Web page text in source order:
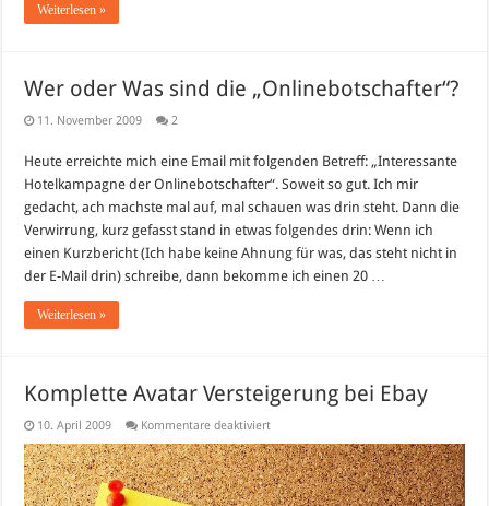
Weiterlesen »
Wer oder Was sind die „Onlinebotschafter“?
11. November 2009 2
Heute erreichte mich eine Email mit folgenden Betreff: „Interessante
Hotelkampagne der Onlinebotschafter“. Soweit so gut. Ich mir
gedacht, ach machste mal auf, mal schauen was drin steht. Dann die
Verwirrung, kurz gefasst stand in etwas folgendes drin: Wenn ich
einen Kurzbericht (Ich habe keine Ahnung für was, das steht nicht in
der E-Mail drin) schreibe, dann bekomme ich einen 20 …
Weiterlesen »
Komplette Avatar Versteigerung bei Ebay
10. April 2009 Kommentare deaktiviertfür
Avatar
Versteigerung
bei
Ebay